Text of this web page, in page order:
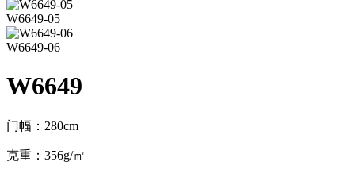
W6649-05
W6649-06
W6649
门幅：280cm
克重：356g/㎡